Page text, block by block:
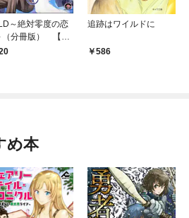
～絶対零度の恋
（分冊版） 【第
追跡はワイルドに
586
め本